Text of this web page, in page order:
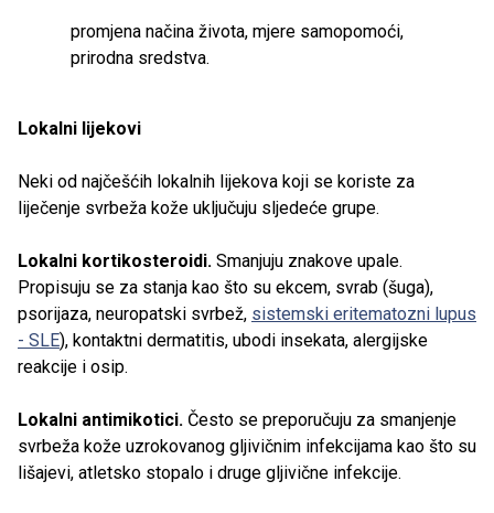
promjena načina života, mjere samopomoći,
prirodna sredstva.
Lokalni lijekovi
Neki od najčešćih lokalnih lijekova koji se koriste za
liječenje svrbeža kože uključuju sljedeće grupe.
Lokalni kortikosteroidi. Smanjuju znakove upale.
Propisuju se za stanja kao što su ekcem, svrab (šuga),
psorijaza, neuropatski svrbež, sistemski eritematozni lupus
- SLE), kontaktni dermatitis, ubodi insekata, alergijske
reakcije i osip.
Lokalni antimikotici. Često se preporučuju za smanjenje
svrbeža kože uzrokovanog gljivičnim infekcijama kao što su
lišajevi, atletsko stopalo i druge gljivične infekcije.